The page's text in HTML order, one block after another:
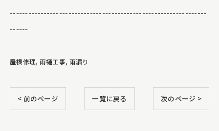
----------------------------------------------------------------
------
屋根修理 雨樋工事 雨漏り
< 前のページ 一覧に戻る 次のページ >